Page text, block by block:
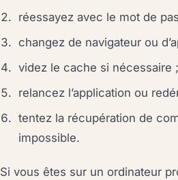
réessayez avec le mot de
changez de navigateur ou
videz le cache si nécessaire ;
relancez l’application ou
tentez la récupération de
impossible.
Si vous êtes sur un ordinateur